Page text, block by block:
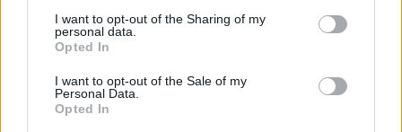
I want to opt-out of the Sharing of my
personal data.
Opted In
I want to opt-out of the Sale of my
Personal Data.
Opted In
22/12/2025 - 16:31
22/12/2025 - 16:50